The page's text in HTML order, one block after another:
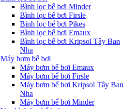
Bình lọc bể bơi Minder
Bình lọc bể bơi Firsle
Bình lọc bể bơi Pikes
Bình lọc bể bơi Emaux
Bình lọc bể bơi Kripsol Tây Ban
Nha
Máy bơm bể bơi
Máy bơm bể bơi Emaux
Máy bơm bể bơi Firsle
Máy bơm bể bơi Kripsol Tây Ban
Nha
Máy bơm bể bơi Minder